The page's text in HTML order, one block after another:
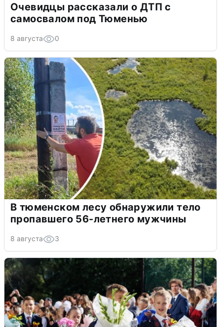
Очевидцы рассказали о ДТП с
самосвалом под Тюменью
8 августа 0
В тюменском лесу обнаружили тело
пропавшего 56-летнего мужчины
8 августа 3